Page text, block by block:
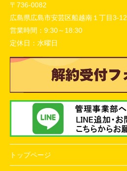
〒736-0082
広島県広島市安芸区船越南１丁目3-12
営業時間： 9:30～18:30
定休日： 水曜日
トップページ